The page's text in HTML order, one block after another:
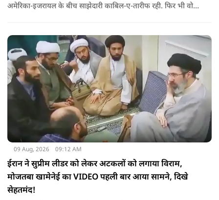
अमेरिका-इजरायल के बीच साझेदारी काबिल-ए-तारीफ रही. फिर भी वो
09 Aug, 2026 09:12 AM
ईरान ने सुप्रीम लीडर को लेकर अटकलों को लगाया विराम,
मोजतबा खामेनेई का VIDEO पहली बार आया सामने, दिखे
सेहतमंद!